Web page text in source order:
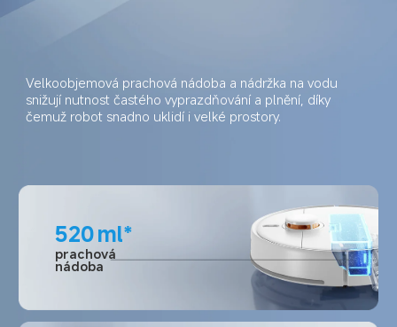
Velkoobjemová prachová nádoba a nádržka na vodu
snižují nutnost častého vyprazdňování a plnění, díky
čemuž robot snadno uklidí i velké prostory.
520ml*
prachová
nádoba